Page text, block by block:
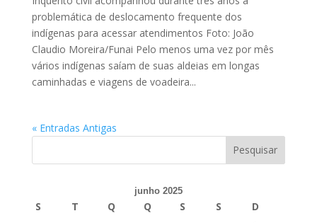
problemática de deslocamento frequente dos
indígenas para acessar atendimentos Foto: João
Claudio Moreira/Funai Pelo menos uma vez por mês
vários indígenas saíam de suas aldeias em longas
caminhadas e viagens de voadeira...
« Entradas Antigas
junho 2025
S T Q Q S S
D